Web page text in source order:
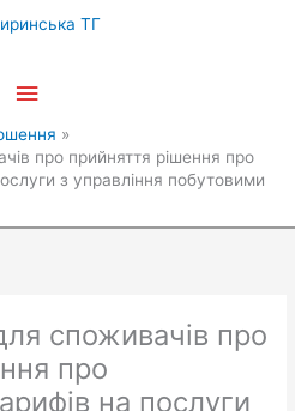
Головне
про прийняття рішення про
з управління побутовими
споживачів про
про
на послуги